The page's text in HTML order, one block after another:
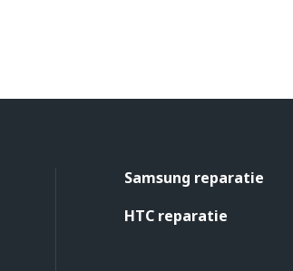
Samsung reparatie
HTC reparatie